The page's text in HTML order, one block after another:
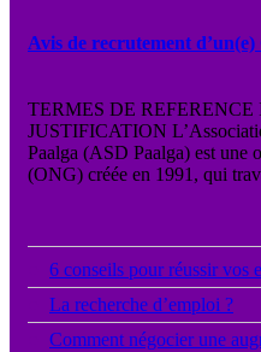
Avis de recrutement
TERMES DE
JUSTIFICATION
Paalga (ASD Paalga) est une
(ONG) créée en 1991, qui
6 conseils pour réussir vos
La recherche d’emploi ?
Comment négocier une